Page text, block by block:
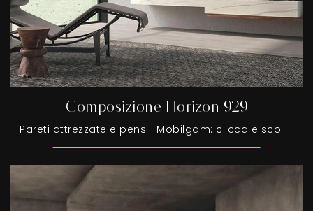
Composizione Horizon 929
Pareti attrezzate e pensili Mobilgam: clicca e scopri il modello Composizione Horizon 929 e potrai impreziosire stanze moderne di ogni tipo.